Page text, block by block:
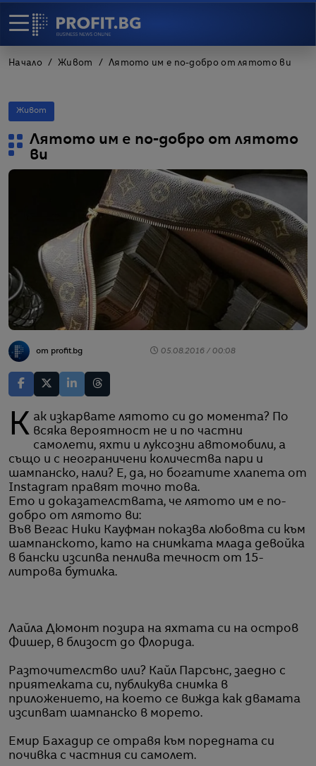
Начало Живот Лятото им е по-добро от лятото ви
Живот
Лятото им е по-добро от лятото
ви
от profit.bg 05.08.2016 / 00:08
Как изкарвате лятото си до момента? По всяка вероятност не и по частни
самолети, яхти и луксозни автомобили, а
също и с неограничени количества пари и
шампанско, нали? Е, да, но богатите хлапета от
Instagram правят точно това.
Ето и доказателствата, че лятото им е по-
добро от лятото ви:
Във Вегас Ники Кауфман показва любовта си към
шампанското, като на снимката млада девойка
в бански изсипва пенлива течност от 15-
литрова бутилка.
Лайла Дюмонт позира на яхтата си на остров
Фишер, в близост до Флорида.
Разточителство или? Кайл Парсънс, заедно с
приятелката си, публикува снимка в
приложението, на което се вижда как двамата
изсипват шампанско в морето.
Емир Бахадир се отравя към поредната си
почивка с частния си самолет.